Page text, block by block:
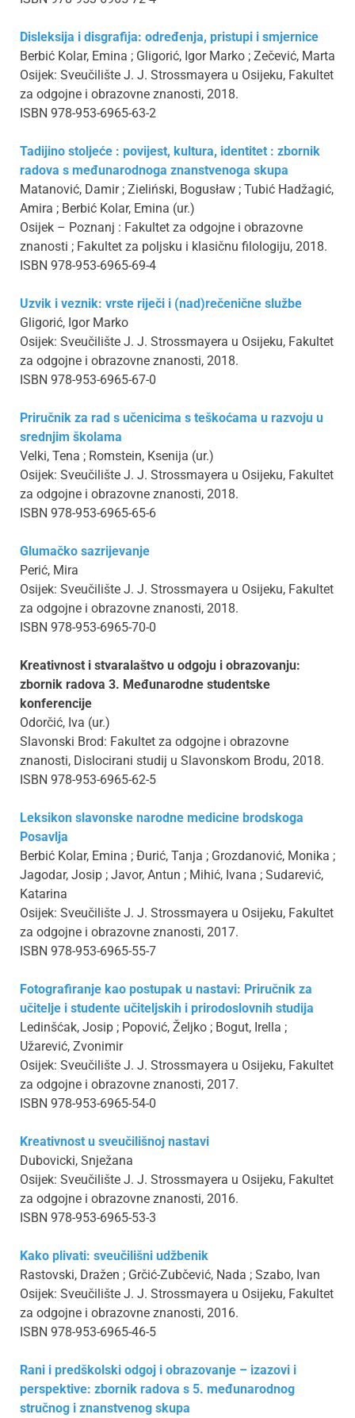
Disleksija i disgrafija: određenja, pristupi i smjernice
Berbić Kolar, Emina ; Gligorić, Igor Marko ; Zečević, Marta
Osijek: Sveučilište J. J. Strossmayera u Osijeku, Fakultet
za odgojne i obrazovne znanosti, 2018.
ISBN 978-953-6965-63-2
Tadijino stoljeće : povijest, kultura, identitet : zbornik
radova s međunarodnoga znanstvenoga skupa
Matanović, Damir ; Zieliński, Bogusław ; Tubić Hadžagić,
Amira ; Berbić Kolar, Emina (ur.)
Osijek – Poznanj : Fakultet za odgojne i obrazovne
znanosti ; Fakultet za poljsku i klasičnu filologiju, 2018.
ISBN 978-953-6965-69-4
Uzvik i veznik: vrste riječi i (nad)rečenične službe
Gligorić, Igor Marko
Osijek: Sveučilište J. J. Strossmayera u Osijeku, Fakultet
za odgojne i obrazovne znanosti, 2018.
ISBN 978-953-6965-67-0
Priručnik za rad s učenicima s teškoćama u razvoju u
srednjim školama
Velki, Tena ; Romstein, Ksenija (ur.)
Osijek: Sveučilište J. J. Strossmayera u Osijeku, Fakultet
za odgojne i obrazovne znanosti, 2018.
ISBN 978-953-6965-65-6
Glumačko sazrijevanje
Perić, Mira
Osijek: Sveučilište J. J. Strossmayera u Osijeku, Fakultet
za odgojne i obrazovne znanosti, 2018.
ISBN 978-953-6965-70-0
Kreativnost i stvaralaštvo u odgoju i obrazovanju:
zbornik radova 3. Međunarodne studentske
konferencije
Odorčić, Iva (ur.)
Slavonski Brod: Fakultet za odgojne i obrazovne
znanosti, Dislocirani studij u Slavonskom Brodu, 2018.
ISBN 978-953-6965-62-5
Leksikon slavonske narodne medicine brodskoga
Posavlja
Berbić Kolar, Emina ; Đurić, Tanja ; Grozdanović, Monika ;
Jagodar, Josip ; Javor, Antun ; Mihić, Ivana ; Sudarević,
Katarina
Osijek: Sveučilište J. J. Strossmayera u Osijeku, Fakultet
za odgojne i obrazovne znanosti, 2017.
ISBN 978-953-6965-55-7
Fotografiranje kao postupak u nastavi: Priručnik za
učitelje i studente učiteljskih i prirodoslovnih studija
Ledinšćak, Josip ; Popović, Željko ; Bogut, Irella ;
Užarević, Zvonimir
Osijek: Sveučilište J. J. Strossmayera u Osijeku, Fakultet
za odgojne i obrazovne znanosti, 2017.
ISBN 978-953-6965-54-0
Kreativnost u sveučilišnoj nastavi
Dubovicki, Snježana
Osijek: Sveučilište J. J. Strossmayera u Osijeku, Fakultet
za odgojne i obrazovne znanosti, 2016.
ISBN 978-953-6965-53-3
Kako plivati: sveučilišni udžbenik
Rastovski, Dražen ; Grčić-Zubčević, Nada ; Szabo, Ivan
Osijek: Sveučilište J. J. Strossmayera u Osijeku, Fakultet
za odgojne i obrazovne znanosti, 2016.
ISBN 978-953-6965-46-5
Rani i predškolski odgoj i obrazovanje – izazovi i
perspektive: zbornik radova s 5. međunarodnog
stručnog i znanstvenog skupa